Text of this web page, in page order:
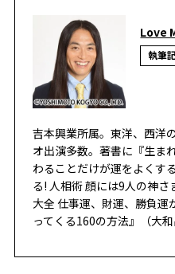
Love
執筆
吉本興業所属。東洋、西洋
オ出演多数。著書に『生ま
わることだけが運をよくす
る! 人相術 顔には9人の神
大全 仕事運、財運、勝負運
ってくる160の方法』（大和